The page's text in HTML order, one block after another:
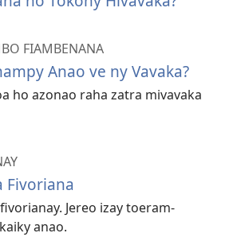
FIAMBENANA
Anao ve ny Vavaka?
ho azonao raha zatra mivavaka
Fivoriana
Jereo izay toeram-
anao.